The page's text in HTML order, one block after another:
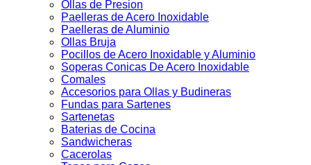
Ollas de Presion
Paelleras de Acero Inoxidable
Paelleras de Aluminio
Ollas Bruja
Pocillos de Acero Inoxidable y Aluminio
Soperas Conicas De Acero Inoxidable
Comales
Accesorios para Ollas y Budineras
Fundas para Sartenes
Sartenetas
Baterias de Cocina
Sandwicheras
Cacerolas